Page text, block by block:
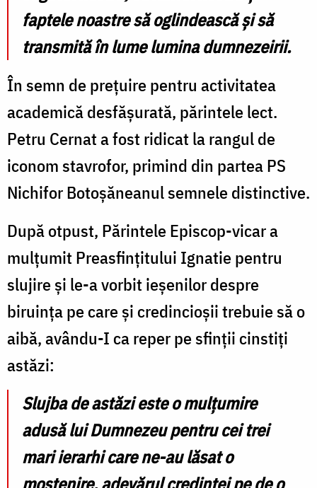
faptele noastre să oglindească și să
transmită în lume lumina dumnezeirii.
În semn de prețuire pentru activitatea
academică desfășurată, părintele lect.
Petru Cernat a fost ridicat la rangul de
iconom stavrofor, primind din partea PS
Nichifor Botoșăneanul semnele distinctive.
După otpust, Părintele Episcop-vicar a
mulțumit Preasfințitului Ignatie pentru
slujire și le-a vorbit ieșenilor despre
biruința pe care și credincioșii trebuie să o
aibă, avându-I ca reper pe sfinții cinstiți
astăzi:
Slujba de astăzi este o mulțumire
adusă lui Dumnezeu pentru cei trei
mari ierarhi care ne-au lăsat o